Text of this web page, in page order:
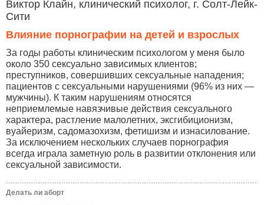
Виктор Клайн, клинический психолог, г. Солт-Лейк-
Сити
Влияние порнографии на детей и взрослых
За годы работы клиническим психологом у меня было
около 350 сексуально зависимых клиентов;
преступников, совершивших сексуальные нападения;
пациентов с сексуальными нарушениями (96% из них —
мужчины). К таким нарушениям относятся
неприемлемые навязчивые действия сексуального
характера, растление малолетних, эксгибиционизм,
вуайеризм, садомазохизм, фетишизм и изнасилование.
За исключением нескольких случаев порнография
всегда играла заметную роль в развитии отклонения или
сексуальной зависимости.
Делать ли аборт